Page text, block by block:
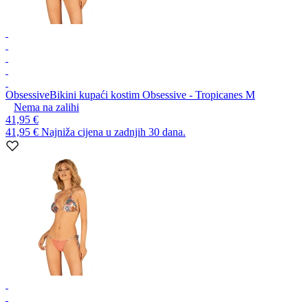
ObsessiveBikini kupaći kostim Obsessive - Tropicanes M
Nema na zalihi
41,95 €
41,95 € Najniža cijena u zadnjih 30 dana.